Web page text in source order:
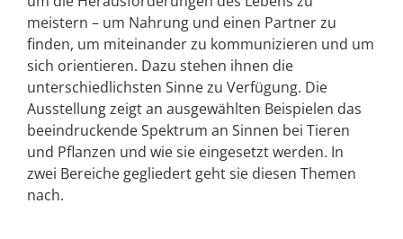
meistern – um Nahrung und einen Partner zu
finden, um miteinander zu kommunizieren und um
sich orientieren. Dazu stehen ihnen die
unterschiedlichsten Sinne zu Verfügung. Die
Ausstellung zeigt an ausgewählten Beispielen das
beeindruckende Spektrum an Sinnen bei Tieren
und Pflanzen und wie sie eingesetzt werden. In
zwei Bereiche gegliedert geht sie diesen Themen
nach.